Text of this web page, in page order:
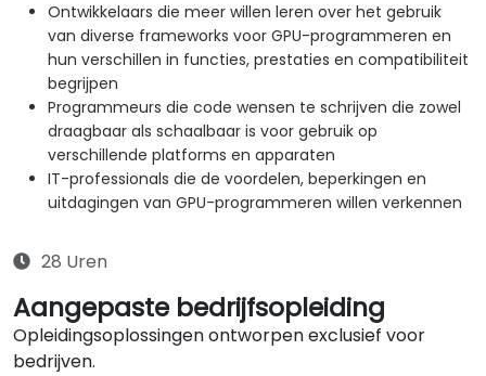
Ontwikkelaars die meer willen leren over het gebruik
van diverse frameworks voor GPU-programmeren en
hun verschillen in functies, prestaties en compatibiliteit
begrijpen
Programmeurs die code wensen te schrijven die zowel
draagbaar als schaalbaar is voor gebruik op
verschillende platforms en apparaten
IT-professionals die de voordelen, beperkingen en
uitdagingen van GPU-programmeren willen verkennen
28 Uren
Aangepaste bedrijfsopleiding
Opleidingsoplossingen ontworpen exclusief voor
bedrijven.